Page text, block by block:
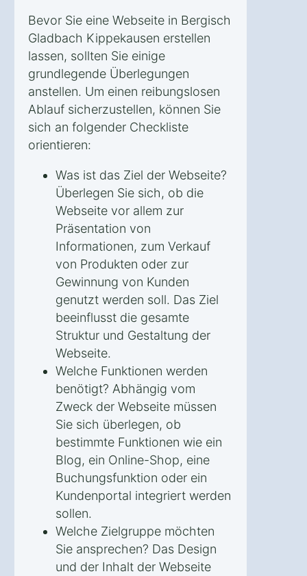
Bevor Sie eine Webseite in Bergisch
Gladbach Kippekausen erstellen
lassen, sollten Sie einige
grundlegende Überlegungen
anstellen. Um einen reibungslosen
Ablauf sicherzustellen, können Sie
sich an folgender Checkliste
orientieren:
Was ist das Ziel der Webseite?
Überlegen Sie sich, ob die
Webseite vor allem zur
Präsentation von
Informationen, zum Verkauf
von Produkten oder zur
Gewinnung von Kunden
genutzt werden soll. Das Ziel
beeinflusst die gesamte
Struktur und Gestaltung der
Webseite.
Welche Funktionen werden
benötigt? Abhängig vom
Zweck der Webseite müssen
Sie sich überlegen, ob
bestimmte Funktionen wie ein
Blog, ein Online-Shop, eine
Buchungsfunktion oder ein
Kundenportal integriert werden
sollen.
Welche Zielgruppe möchten
Sie ansprechen? Das Design
und der Inhalt der Webseite